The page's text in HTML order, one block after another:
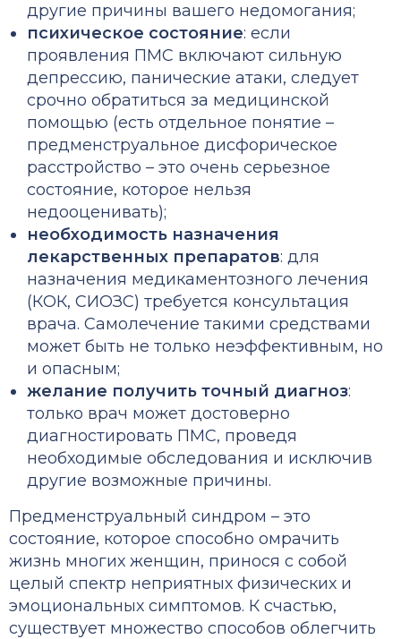
другие причины вашего недомогания;
психическое состояние: если
проявления ПМС включают сильную
депрессию, панические атаки, следует
срочно обратиться за медицинской
помощью (есть отдельное понятие –
предменструальное дисфорическое
расстройство – это очень серьезное
состояние, которое нельзя
недооценивать);
необходимость назначения
лекарственных препаратов: для
назначения медикаментозного лечения
(КОК, СИОЗС) требуется консультация
врача. Самолечение такими средствами
может быть не только неэффективным, но
и опасным;
желание получить точный диагноз:
только врач может достоверно
диагностировать ПМС, проведя
необходимые обследования и исключив
другие возможные причины.
Предменструальный синдром – это
состояние, которое способно омрачить
жизнь многих женщин, принося с собой
целый спектр неприятных физических и
эмоциональных симптомов. К счастью,
существует множество способов облегчить